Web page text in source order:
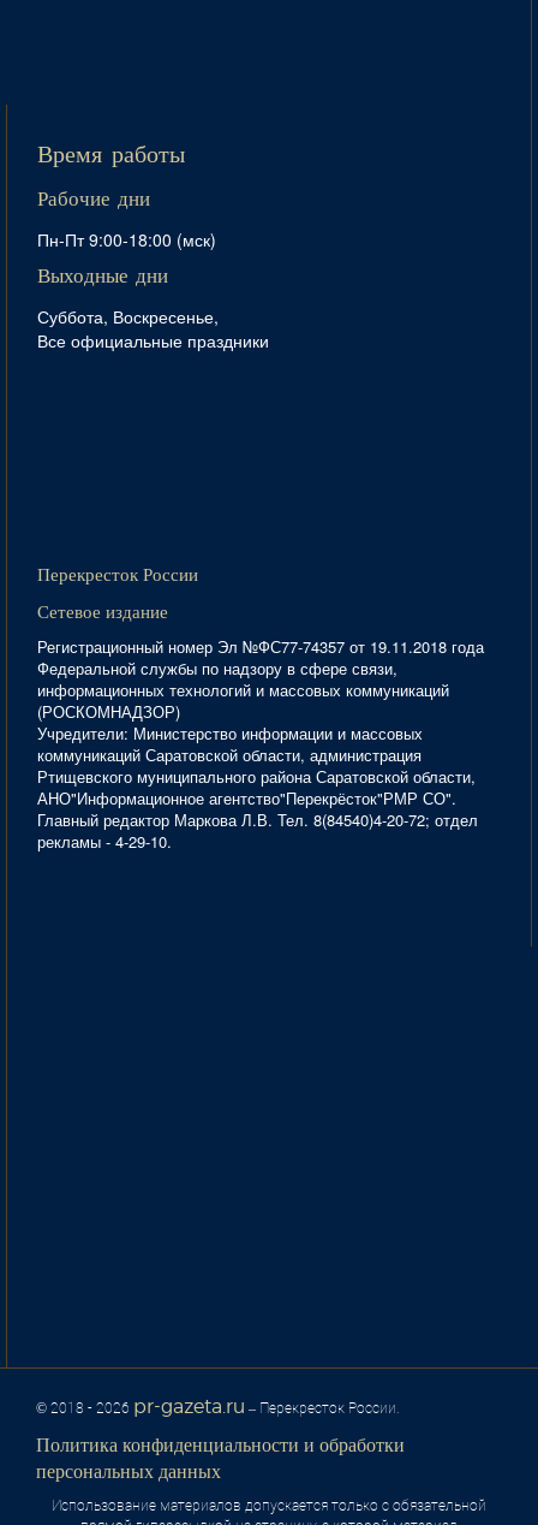
Время работы
Рабочие дни
Пн-Пт 9:00-18:00 (мск)
Выходные дни
Суббота, Воскресенье,
Все официальные праздники
Перекресток России
Сетевое издание
Регистрационный номер Эл №ФС77-74357 от 19.11.2018 года
Федеральной службы по надзору в сфере связи,
информационных технологий и массовых коммуникаций
(РОСКОМНАДЗОР)
Учредители: Министерство информации и массовых
коммуникаций Саратовской области, администрация
Ртищевского муниципального района Саратовской области,
АНО"Информационное агентство"Перекрёсток"РМР СО".
Главный редактор Маркова Л.В. Тел. 8(84540)4-20-72; отдел
рекламы - 4-29-10.
© 2018 - 2026 pr-gazeta.ru – Перекресток России.
Политика конфиденциальности и обработки
персональных данных
Использование материалов допускается только с обязательной